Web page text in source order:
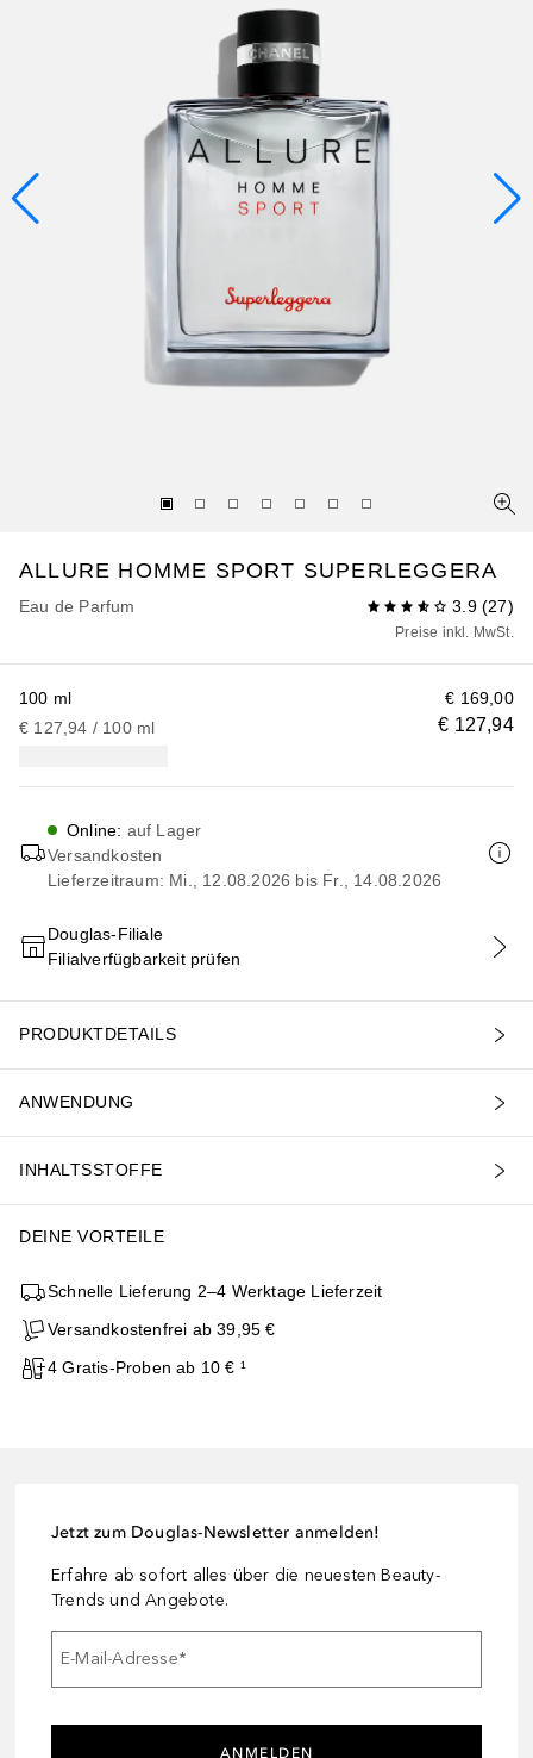
ALLURE HOMME SPORT SUPERLEGGERA
Eau de Parfum 3.9(27)
Preise inkl. MwSt.
€ 169,00
€ 127,94
100 ml
€ 127,94 / 100 ml
Online: auf Lager
Versandkosten
Lieferzeitraum: Mi., 12.08.2026 bis Fr., 14.08.2026
IN DEN WARENKORB
Douglas-Filiale
Filialverfügbarkeit prüfen
PRODUKTDETAILS
ANWENDUNG
INHALTSSTOFFE
DEINE VORTEILE
Schnelle Lieferung 2–4 Werktage Lieferzeit
Versandkostenfrei ab 39,95 €
4 Gratis-Proben ab 10 € ¹
Jetzt zum Douglas-Newsletter anmelden!
Erfahre ab sofort alles über die neuesten Beauty-
Trends und Angebote.
E-Mail-Adresse*
ANMELDEN